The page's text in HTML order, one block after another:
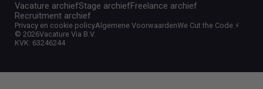
Vacature archiefStage archiefFreelance archief
Recruitment archief
©2026Vacature Via B.V.
KVK: 63246244
Privacy en cookie policyAlgemene VoorwaardenWe Cut the Code ⚡️